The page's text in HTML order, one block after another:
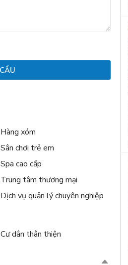
Hàng xóm
Sân chơi trẻ em
Spa cao cấp
Trung tâm thương mại
Dịch vụ quản lý chuyên nghiệp
Cư dân thân thiện